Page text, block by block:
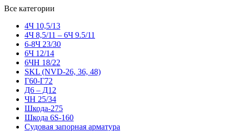
Все категории
4Ч 10,5/13
4Ч 8,5/11 – 6Ч 9.5/11
6-8Ч 23/30
6Ч 12/14
6ЧН 18/22
SKL (NVD-26, 36, 48)
Г60-Г72
Д6 – Д12
ЧН 25/34
Шкода-275
Шкода 6S-160
Судовая запорная арматура